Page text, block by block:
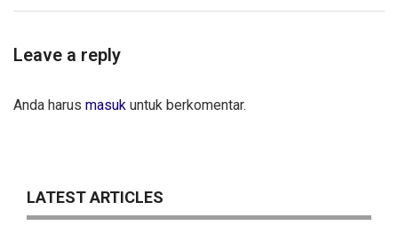
Leave a reply
Anda harus masuk untuk berkomentar.
LATEST ARTICLES